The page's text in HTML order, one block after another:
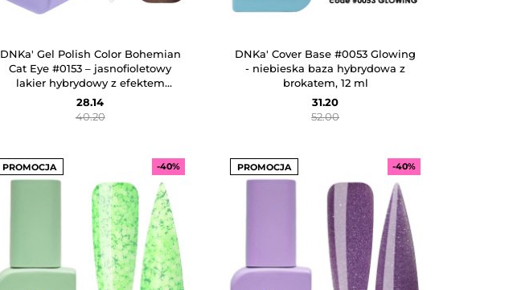
DNKa' Gel Polish Color Bohemian
Cat Eye #0153 – jasnofioletowy
lakier hybrydowy z efektem
"kociego oka", 12 ml
28.14
40.20
DNKa' Cover Base #0053 Glowing
- niebieska baza hybrydowa z
brokatem, 12 ml
31.20
52.00
PROMOCJA -40% PROMOCJA -40%